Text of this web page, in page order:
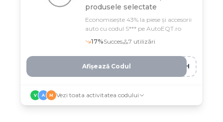
produsele selectate
Economisește 43% la piese și accesorii
auto cu codul S*** pe AutoEQT.ro
17%Succes 7 utilizări
SEH
Afișează Codul
V A M Vezi toata activitatea codului